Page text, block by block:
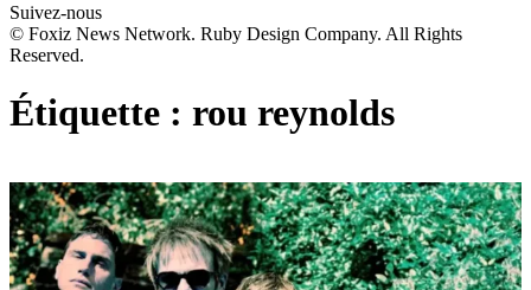
Suivez-nous
© Foxiz News Network. Ruby Design Company. All Rights
Reserved.
Étiquette : rou reynolds